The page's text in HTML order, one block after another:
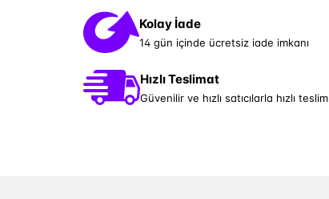
Kolay İade
14 gün içinde ücretsiz iade imkanı
Hızlı Teslimat
Güvenilir ve hızlı satıcılarla hızlı teslim